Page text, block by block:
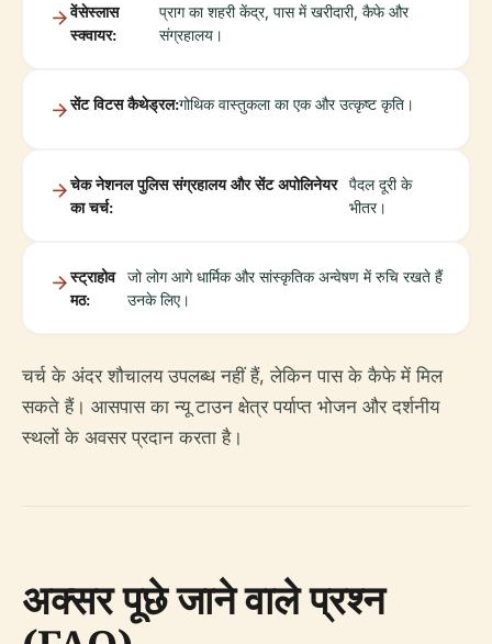
वेंसेस्लास
स्क्वायर:
प्राग का शहरी केंद्र, पास में खरीदारी, कैफे और
संग्रहालय।
सेंट विटस कैथेड्रल:गोथिक वास्तुकला का एक और उत्कृष्ट कृति।
चेक नेशनल पुलिस संग्रहालय और सेंट अपोलिनेयर
का चर्च:
पैदल दूरी के
भीतर।
स्ट्राहोव
मठ:
जो लोग आगे धार्मिक और सांस्कृतिक अन्वेषण में रुचि रखते हैं
उनके लिए।
चर्च के अंदर शौचालय उपलब्ध नहीं हैं, लेकिन पास के कैफे में मिल
सकते हैं। आसपास का न्यू टाउन क्षेत्र पर्याप्त भोजन और दर्शनीय
स्थलों के अवसर प्रदान करता है।
अक्सर पूछे जाने वाले प्रश्न